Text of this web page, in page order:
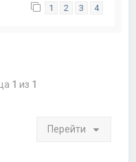
1 2 3 4
1 из 1
Перейти